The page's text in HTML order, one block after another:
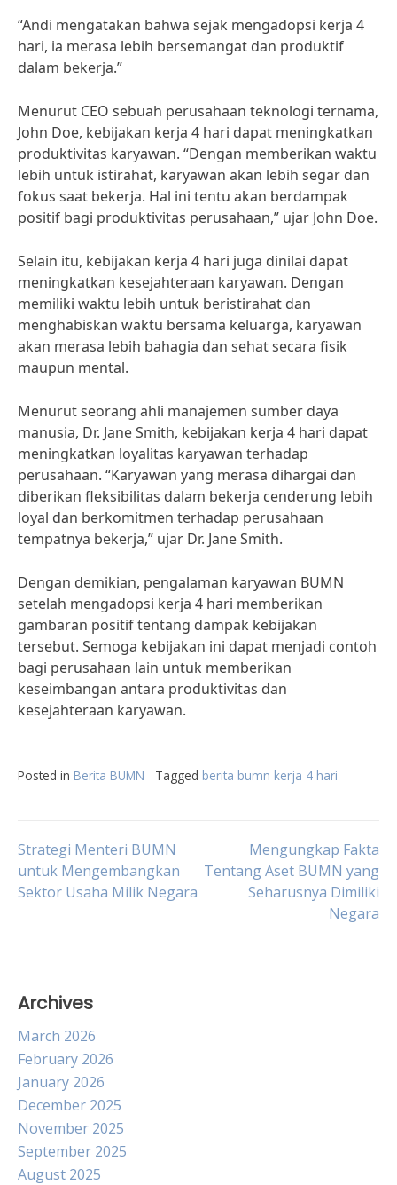
“Andi mengatakan bahwa sejak mengadopsi kerja 4
hari, ia merasa lebih bersemangat dan produktif
dalam bekerja.”
Menurut CEO sebuah perusahaan teknologi ternama,
John Doe, kebijakan kerja 4 hari dapat meningkatkan
produktivitas karyawan. “Dengan memberikan waktu
lebih untuk istirahat, karyawan akan lebih segar dan
fokus saat bekerja. Hal ini tentu akan berdampak
positif bagi produktivitas perusahaan,” ujar John Doe.
Selain itu, kebijakan kerja 4 hari juga dinilai dapat
meningkatkan kesejahteraan karyawan. Dengan
memiliki waktu lebih untuk beristirahat dan
menghabiskan waktu bersama keluarga, karyawan
akan merasa lebih bahagia dan sehat secara fisik
maupun mental.
Menurut seorang ahli manajemen sumber daya
manusia, Dr. Jane Smith, kebijakan kerja 4 hari dapat
meningkatkan loyalitas karyawan terhadap
perusahaan. “Karyawan yang merasa dihargai dan
diberikan fleksibilitas dalam bekerja cenderung lebih
loyal dan berkomitmen terhadap perusahaan
tempatnya bekerja,” ujar Dr. Jane Smith.
Dengan demikian, pengalaman karyawan BUMN
setelah mengadopsi kerja 4 hari memberikan
gambaran positif tentang dampak kebijakan
tersebut. Semoga kebijakan ini dapat menjadi contoh
bagi perusahaan lain untuk memberikan
keseimbangan antara produktivitas dan
kesejahteraan karyawan.
Posted in Berita BUMN Tagged berita bumn kerja 4 hari
Post
navigation
Strategi Menteri BUMN
untuk Mengembangkan
Sektor Usaha Milik Negara
Mengungkap Fakta
Tentang Aset BUMN yang
Seharusnya Dimiliki
Negara
Archives
March 2026
February 2026
January 2026
December 2025
November 2025
September 2025
August 2025